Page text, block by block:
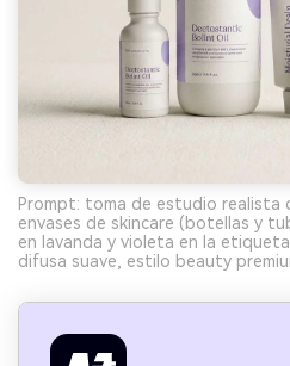
Prompt: toma de estudio realista
envases de skincare (botellas y
en lavanda y violeta en la
difusa suave, estilo beauty